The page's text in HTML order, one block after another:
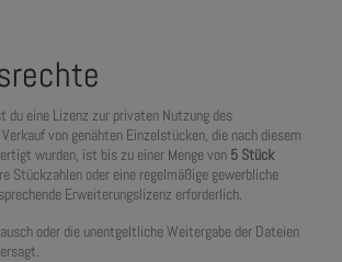
du eine Lizenz zur privaten Nutzung des
von genähten Einzelstücken, die nach diesem
wurden, ist bis zu einer Menge von 5 Stück
Stückzahlen oder eine regelmäßige gewerbliche
Erweiterungslizenz erforderlich.
oder die unentgeltliche Weitergabe der Dateien